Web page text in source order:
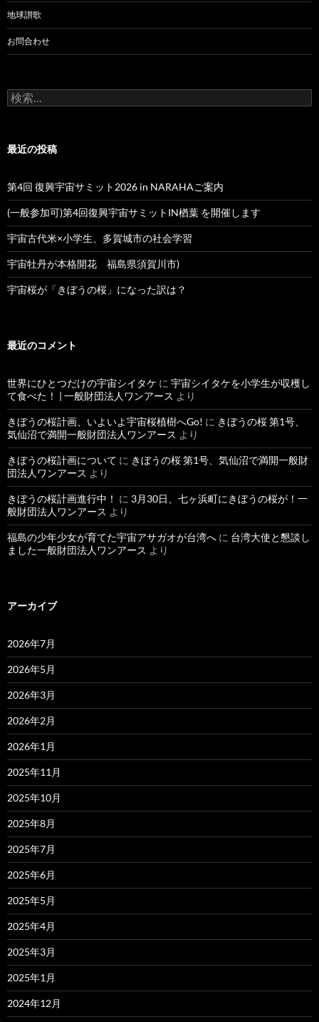
地球讃歌
お問合わせ
検
索:
最近の投稿
第4回 復興宇宙サミット2026 in NARAHAご案内
(一般参加可)第4回復興宇宙サミットIN楢葉 を開催します
宇宙古代米×小学生、多賀城市の社会学習
宇宙牡丹が本格開花 福島県須賀川市)
宇宙桜が「きぼうの桜」になった訳は？
最近のコメント
世界にひとつだけの宇宙シイタケ に 宇宙シイタケを小学生が収穫し
て食べた！ | 一般財団法人ワンアース より
きぼうの桜計画、いよいよ宇宙桜植樹へGo! に きぼうの桜 第1号、
気仙沼で満開一般財団法人ワンアース より
きぼうの桜計画について に きぼうの桜 第1号、気仙沼で満開一般財
団法人ワンアース より
きぼうの桜計画進行中！ に 3月30日、七ヶ浜町にきぼうの桜が！一
般財団法人ワンアース より
福島の少年少女が育てた宇宙アサガオが台湾へ に 台湾大使と懇談し
ました一般財団法人ワンアース より
アーカイブ
2026年7月
2026年5月
2026年3月
2026年2月
2026年1月
2025年11月
2025年10月
2025年8月
2025年7月
2025年6月
2025年5月
2025年4月
2025年3月
2025年1月
2024年12月